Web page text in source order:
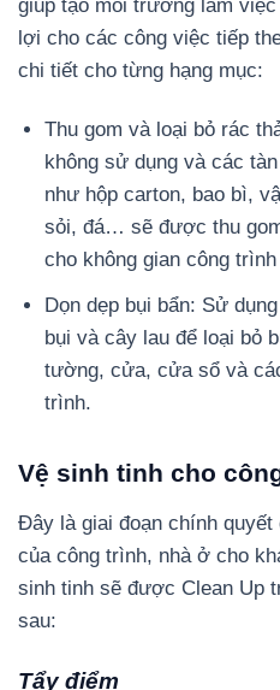
giúp tạo môi trường làm
lợi cho các công việc tiếp
chi tiết cho từng hạng mục:
Thu gom và loại bỏ rác
không sử dụng và các
như hộp carton, bao bì,
sỏi, đá… sẽ được thu
cho không gian công
Dọn dẹp bụi bẩn: Sử
bụi và cây lau để loại bỏ
tường, cửa, cửa sổ và
trình.
Vệ sinh tinh cho
Đây là giai đoạn chính quyết
của công trình, nhà ở cho
sinh tinh sẽ được Clean Up
sau:
Tẩy điểm